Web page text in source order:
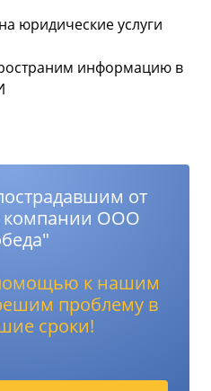
юридические услуги
информацию в
от
компании ООО
к нашим
проблему в
сроки!